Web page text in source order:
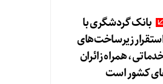
بانک گردشگری با
زیرساخت‌های
همراه زائران
کشور است